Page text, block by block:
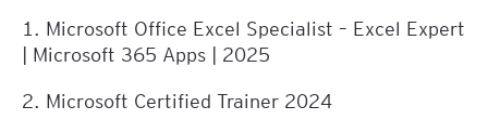
1. Microsoft Office Excel Specialist – Excel Expert
| Microsoft 365 Apps | 2025
2. Microsoft Certified Trainer 2024